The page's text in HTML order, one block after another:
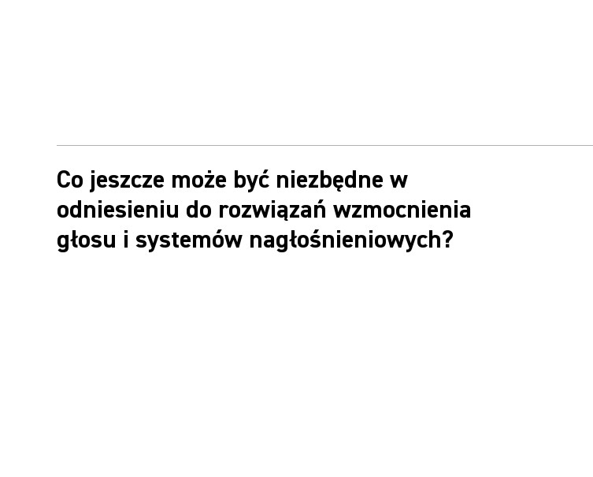
Co jeszcze może być niezbędne w
odniesieniu do rozwiązań wzmocnienia
głosu i systemów nagłośnieniowych?